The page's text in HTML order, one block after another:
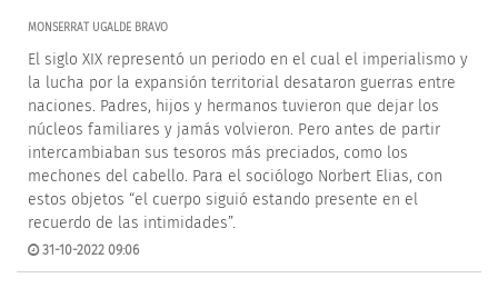
MONSERRAT UGALDE BRAVO
El siglo XIX representó un periodo en el cual el imperialismo y
la lucha por la expansión territorial desataron guerras entre
naciones. Padres, hijos y hermanos tuvieron que dejar los
núcleos familiares y jamás volvieron. Pero antes de partir
intercambiaban sus tesoros más preciados, como los
mechones del cabello. Para el sociólogo Norbert Elias, con
estos objetos “el cuerpo siguió estando presente en el
recuerdo de las intimidades”.
31-10-2022 09:06